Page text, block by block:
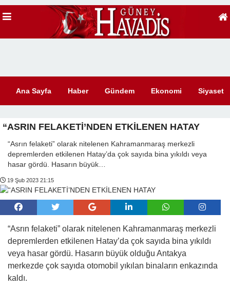
Ana Sayfa Haber Gündem Ekonomi Siyaset
“ASRIN FELAKETİ’NDEN ETKİLENEN HATAY
“Asrın felaketi” olarak nitelenen Kahramanmaraş merkezli
depremlerden etkilenen Hatay’da çok sayıda bina yıkıldı veya
hasar gördü. Hasarın büyük…
19 Şub 2023 21:15
“Asrın felaketi” olarak nitelenen Kahramanmaraş merkezli
depremlerden etkilenen Hatay’da çok sayıda bina yıkıldı
veya hasar gördü. Hasarın büyük olduğu Antakya
merkezde çok sayıda otomobil yıkılan binaların enkazında
kaldı.